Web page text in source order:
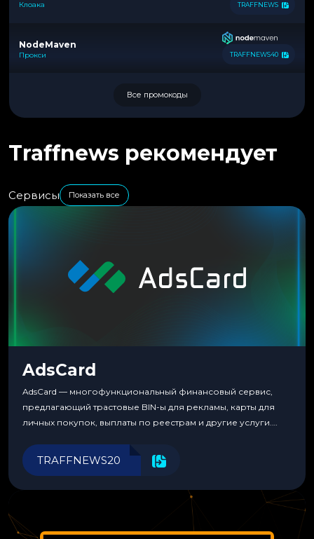
Клоака TRAFFNEWS
NodeMaven
Прокси TRAFFNEWS40
Все промокоды
Traffnews рекомендует
Сервисы Показать все
AdsCard
AdsCard — многофункциональный финансовый сервис,
предлагающий трастовые BIN-ы для рекламы, карты для
личных покупок, выплаты по реестрам и другие услуги.
инструменты для управления финансами.
TRAFFNEWS20